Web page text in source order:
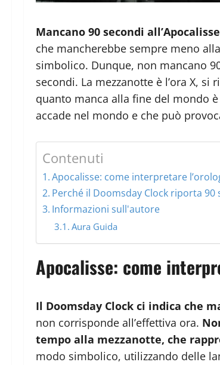
Mancano 90 secondi all’Apocalisse
che mancherebbe sempre meno
simbolico. Dunque, non mancano
secondi. La mezzanotte è l’ora X,
quanto manca alla fine del mondo
accade nel mondo e che può
Contenuti
Apocalisse: come interpretare
Perché il Doomsday Clock riporta 90
Informazioni sull'autore
Aura Guida
Apocalisse: come
Il Doomsday Clock ci indica che
non corrisponde all’effettiva ora.
tempo alla mezzanotte, che
modo simbolico, utilizzando delle